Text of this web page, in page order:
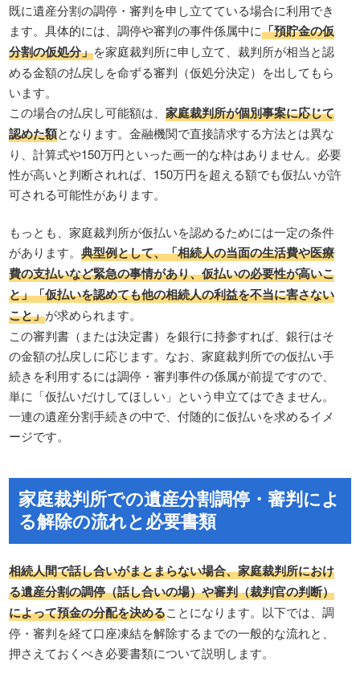
既に遺産分割の調停・審判を申し立てている場合に利用でき
ます。具体的には、調停や審判の事件係属中に「預貯金の仮
分割の仮処分」を家庭裁判所に申し立て、裁判所が相当と認
める金額の払戻しを命ずる審判（仮処分決定）を出してもら
います。
この場合の払戻し可能額は、家庭裁判所が個別事案に応じて
認めた額となります。金融機関で直接請求する方法とは異な
り、計算式や150万円といった画一的な枠はありません。必要
性が高いと判断されれば、150万円を超える額でも仮払いが許
可される可能性があります。
もっとも、家庭裁判所が仮払いを認めるためには一定の条件
があります。典型例として、「相続人の当面の生活費や医療
費の支払いなど緊急の事情があり、仮払いの必要性が高いこ
と」「仮払いを認めても他の相続人の利益を不当に害さない
こと」が求められます。
この審判書（または決定書）を銀行に持参すれば、銀行はそ
の金額の払戻しに応じます。なお、家庭裁判所での仮払い手
続きを利用するには調停・審判事件の係属が前提ですので、
単に「仮払いだけしてほしい」という申立てはできません。
一連の遺産分割手続きの中で、付随的に仮払いを求めるイメ
ージです。
家庭裁判所での遺産分割調停・審判によ
る解除の流れと必要書類
相続人間で話し合いがまとまらない場合、家庭裁判所におけ
る遺産分割の調停（話し合いの場）や審判（裁判官の判断）
によって預金の分配を決めることになります。以下では、調
停・審判を経て口座凍結を解除するまでの一般的な流れと、
押さえておくべき必要書類について説明します。